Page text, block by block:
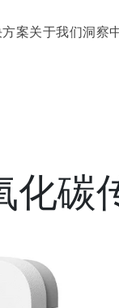
案关于我们洞察
化碳